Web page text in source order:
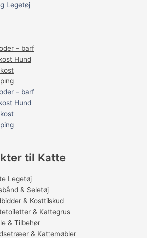
Legetøj
– barf
Hund
– barf
Hund
til Katte
Legetøj
& Seletøj
& Kosttilskud
& Kattegrus
& Tilbehør
& Kattemøbler